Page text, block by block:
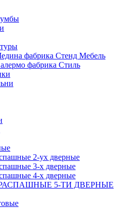
фабрика Стенд Мебель
фабрика Стиль
2-ух дверные
3-х дверные
4-х дверные
5-ТИ ДВЕРНЫЕ